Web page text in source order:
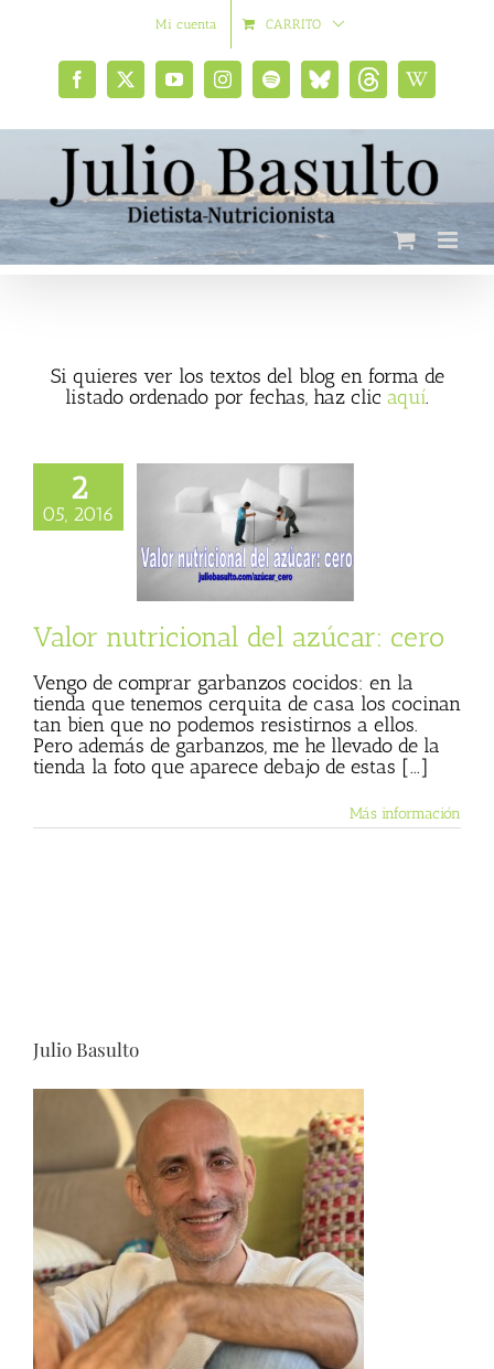
Mi cuenta CARRITO
Facebook
X YouTubeInstagramSpotifyBluesky
social
ThreadsWikipedia
Si quieres ver los textos del blog en forma de
listado ordenado por fechas, haz clic aquí.
2
05, 2016
del
cero
Valor nutricional del azúcar: cero
Vengo de comprar garbanzos cocidos: en la
tienda que tenemos cerquita de casa los cocinan
tan bien que no podemos resistirnos a ellos.
Pero además de garbanzos, me he llevado de la
tienda la foto que aparece debajo de estas [...]
Más información
Julio Basulto